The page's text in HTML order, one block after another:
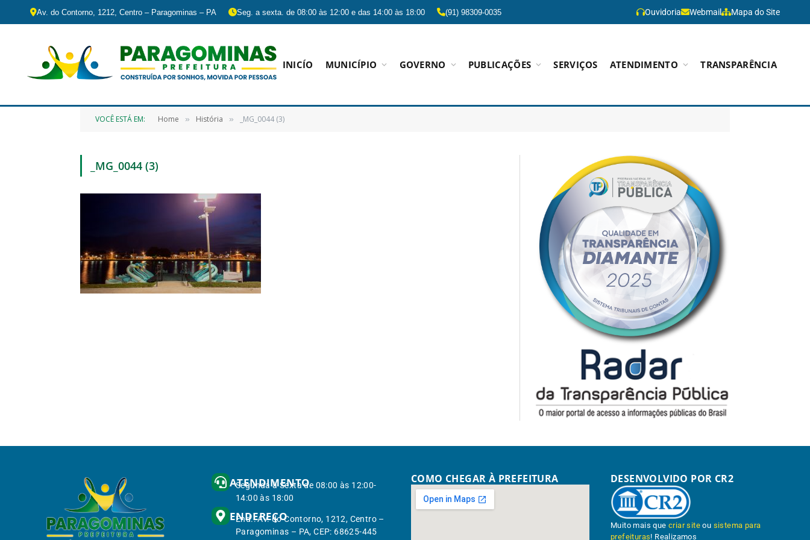
Av. do Contorno, 1212, Centro – Paragominas – PA Seg. a sexta. de 08:00 às 12:00 e das 14:00 às 18:00 (91) 98309-0035 Ouvidoria Webmail Mapa do Site
INICÍO MUNICÍPIO GOVERNO PUBLICAÇÕES SERVIÇOS ATENDIMENTO TRANSPARÊNCIA
VOCÊ ESTÁ EM: Home » História » _MG_0044 (3)
_MG_0044 (3)
ATENDIMENTO
Segunda à Sexta de 08:00 às 12:00-
14:00 às 18:00
ENDEREÇO
End.: Av. do Contorno, 1212, Centro –
Paragominas – PA, CEP: 68625-445
COMO CHEGAR À PREFEITURA DESENVOLVIDO POR CR2
Muito mais quecriar site ou sistema para
prefeituras! Realizamos